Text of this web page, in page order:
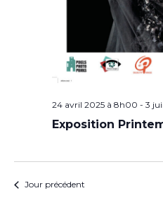
24 avril 2025 à 8h00 - 3
Exposition
Jour précédent